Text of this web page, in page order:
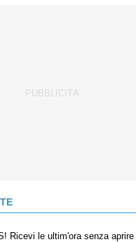
Ricevi le ultim'ora senza aprire